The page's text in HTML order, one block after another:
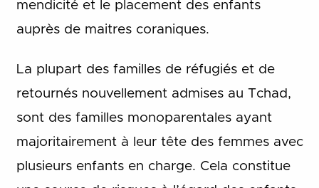
mendicité et le placement des enfants
auprès de maitres coraniques.
La plupart des familles de réfugiés et de
retournés nouvellement admises au Tchad,
sont des familles monoparentales ayant
majoritairement à leur tête des femmes avec
plusieurs enfants en charge. Cela constitue